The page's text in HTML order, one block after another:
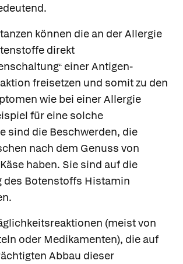
können die an der Allergie
direkt
“ einer Antigen-
freisetzen und somit zu den
wie bei einer Allergie
für eine solche
sind die Beschwerden, die
nach dem Genuss von
haben. Sie sind auf die
des Botenstoffs Histamin
(meist von
oder Medikamenten), die auf
Abbau dieser